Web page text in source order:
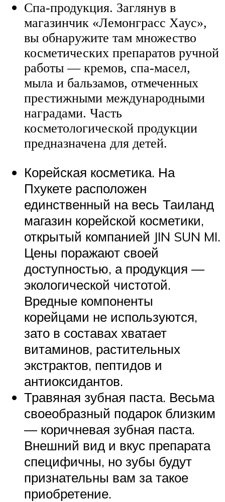
Спа-продукция. Заглянув в
магазинчик «Лемонграсс Хаус»,
вы обнаружите там множество
косметических препаратов ручной
работы — кремов, спа-масел,
мыла и бальзамов, отмеченных
престижными международными
наградами. Часть
косметологической продукции
предназначена для детей.
Корейская косметика. На
Пхукете расположен
единственный на весь Таиланд
магазин корейской косметики,
открытый компанией JIN SUN MI.
Цены поражают своей
доступностью, а продукция —
экологической чистотой.
Вредные компоненты
корейцами не используются,
зато в составах хватает
витаминов, растительных
экстрактов, пептидов и
антиоксидантов.
Травяная зубная паста. Весьма
своеобразный подарок близким
— коричневая зубная паста.
Внешний вид и вкус препарата
специфичны, но зубы будут
признательны вам за такое
приобретение.